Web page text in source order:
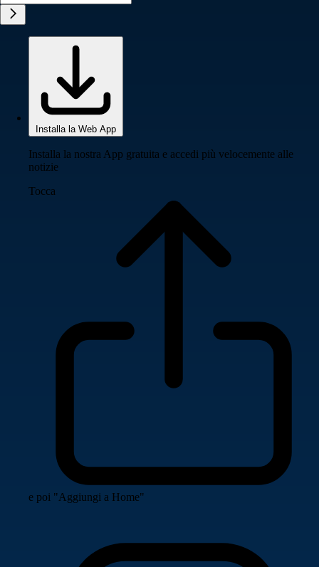
Installa la Web App
Installa la nostra App gratuita e accedi più velocemente alle
notizie
Tocca
e poi "Aggiungi a Home"